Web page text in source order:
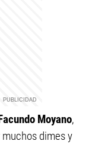
Moyano,
dimes y